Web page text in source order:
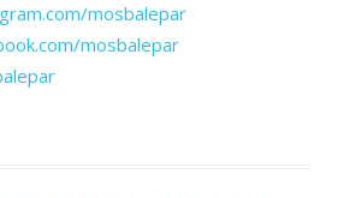
mosbalepar
mosbalepar